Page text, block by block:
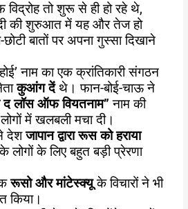
तो शुरू से ही हो रहे थे,
की शुरुआत में यह और तेज हो
बातों पर अपना गुस्सा दिखाने
नाम का एक क्रांतिकारी संगठन
कुआंग देंथे। फान-बोई-चाऊ ने
द लॉस ऑफ वियतनाम” नाम की
में खलबली मचा दी।
देशजापान द्वारा रूस को हराया
लोगों के लिए बहुत बड़ी प्रेरणा
रूसो और मांटेस्क्यूके विचारों ने भी
किया।